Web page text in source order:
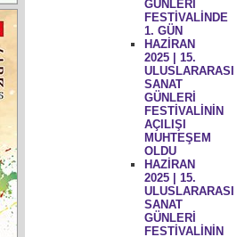
GÜNLERİ
FESTİVALİNDE
1. GÜN
HAZİRAN
2025 | 15.
ULUSLARARASI
SANAT
GÜNLERİ
FESTİVALİNİN
AÇILIŞI
MUHTEŞEM
OLDU
HAZİRAN
2025 | 15.
ULUSLARARASI
SANAT
GÜNLERİ
FESTİVALİNİN